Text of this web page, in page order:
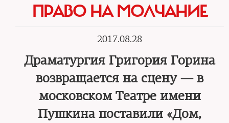
ПРАВО НА МОЛЧАНИЕ
2017.08.28
Драматургия Григория Горина
возвращается на сцену — в
московском Театре имени
Пушкина поставили «Дом,